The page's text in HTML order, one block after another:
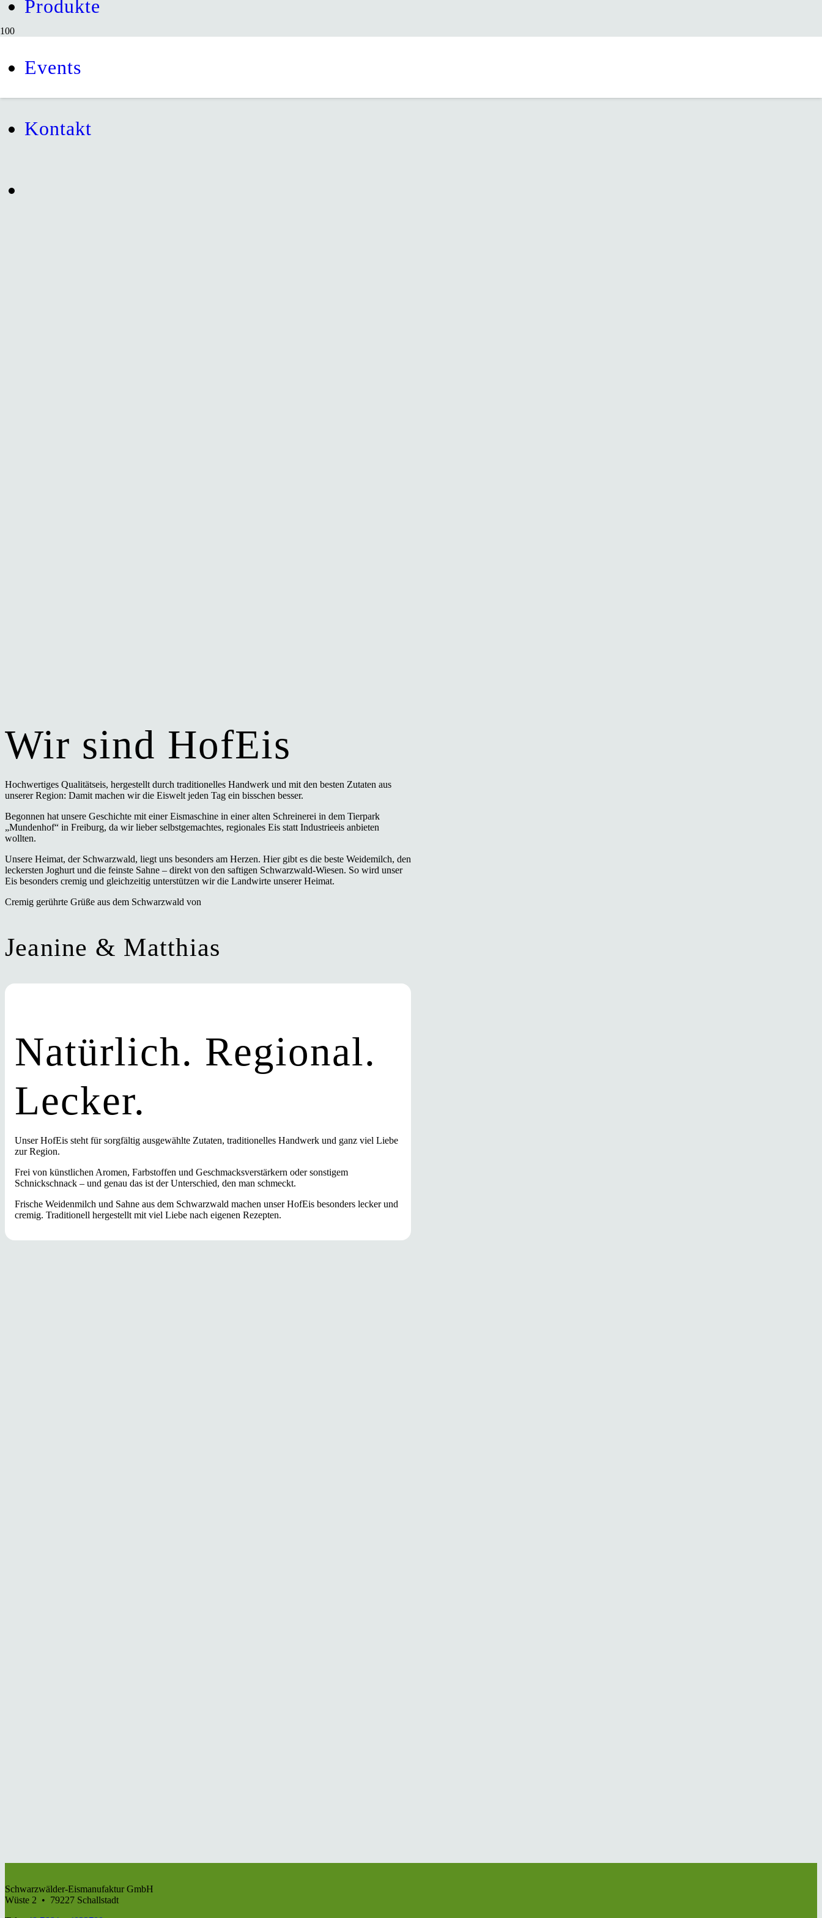
Produkte
Events
Kontakt
Wir sind HofEis
Hochwertiges Qualitätseis, hergestellt durch traditionelles Handwerk und mit den besten Zutaten aus
unserer Region: Damit machen wir die Eiswelt jeden Tag ein bisschen besser.
Begonnen hat unsere Geschichte mit einer Eismaschine in einer alten Schreinerei in dem Tierpark
„Mundenhof“ in Freiburg, da wir lieber selbstgemachtes, regionales Eis statt Industrieeis anbieten
wollten.
Unsere Heimat, der Schwarzwald, liegt uns besonders am Herzen. Hier gibt es die beste Weidemilch, den
leckersten Joghurt und die feinste Sahne – direkt von den saftigen Schwarzwald-Wiesen. So wird unser
Eis besonders cremig und gleichzeitig unterstützen wir die Landwirte unserer Heimat.
Cremig gerührte Grüße aus dem Schwarzwald von
Jeanine & Matthias
Natürlich. Regional.
Lecker.
Unser HofEis steht für sorgfältig ausgewählte Zutaten, traditionelles Handwerk und ganz viel Liebe
zur Region.
Frei von künstlichen Aromen, Farbstoffen und Geschmacksverstärkern oder sonstigem
Schnickschnack – und genau das ist der Unterschied, den man schmeckt.
Frische Weidenmilch und Sahne aus dem Schwarzwald machen unser HofEis besonders lecker und
cremig. Traditionell hergestellt mit viel Liebe nach eigenen Rezepten.
Schwarzwälder-Eismanufaktur GmbH
Wüste 2 • 79227 Schallstadt